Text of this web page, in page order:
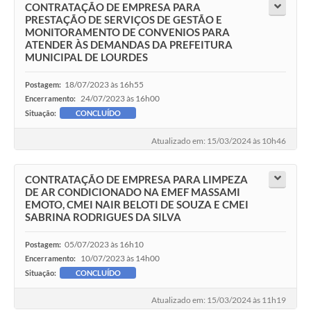
CONTRATAÇÃO DE EMPRESA PARA
PRESTAÇÃO DE SERVIÇOS DE GESTÃO E
MONITORAMENTO DE CONVENIOS PARA
ATENDER ÀS DEMANDAS DA PREFEITURA
MUNICIPAL DE LOURDES
Postagem: 18/07/2023 às 16h55
Encerramento: 24/07/2023 às 16h00
Situação: CONCLUÍDO
Atualizado em: 15/03/2024 às 10h46
CONTRATAÇÃO DE EMPRESA PARA LIMPEZA
DE AR CONDICIONADO NA EMEF MASSAMI
EMOTO, CMEI NAIR BELOTI DE SOUZA E CMEI
SABRINA RODRIGUES DA SILVA
Postagem: 05/07/2023 às 16h10
Encerramento: 10/07/2023 às 14h00
Situação: CONCLUÍDO
Atualizado em: 15/03/2024 às 11h19